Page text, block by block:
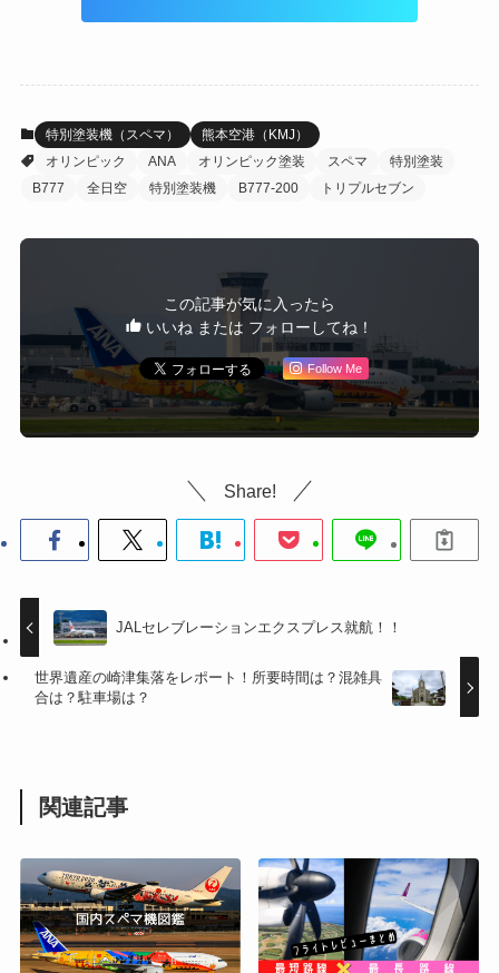
特別塗装機（スペマ）
熊本空港（KMJ）
オリンピック
ANA オリンピック塗装 スペマ
特別塗装
B777
全日空 特別塗装機 B777-200 トリプルセブン
この記事が気に入ったら
いいね または フォローしてね！
Follow Me
Share!
JALセレブレーションエクスプレス就航！！
世界遺産の崎津集落をレポート！所要時間は？混雑具
合は？駐車場は？
関連記事